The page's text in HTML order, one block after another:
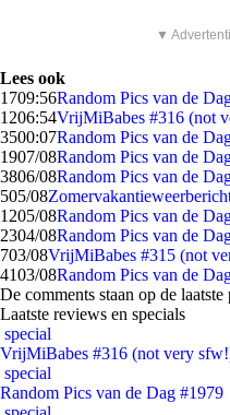
▼
Lees ook
1709:56Random Pics van de
1206:54VrijMiBabes #316 (not
3500:07Random Pics van de
1907/08Random Pics van de
3806/08Random Pics van de
505/08
1205/08Random Pics van de
2304/08Random Pics van de
703/08VrijMiBabes #315 (not
4103/08Random Pics van de
De comments staan op de laatste
Laatste reviews en specials
special
VrijMiBabes #316 (not very
special
Random Pics van de Dag #1979